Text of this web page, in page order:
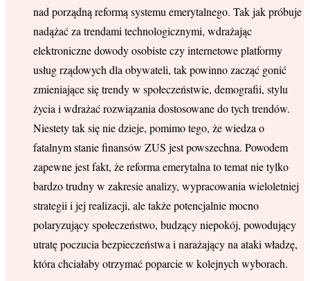
nad porządną reformą systemu emerytalnego. Tak jak próbuje
nadążać za trendami technologicznymi, wdrażając
elektroniczne dowody osobiste czy internetowe platformy
usług rządowych dla obywateli, tak powinno zacząć gonić
zmieniające się trendy w społeczeństwie, demografii, stylu
życia i wdrażać rozwiązania dostosowane do tych trendów.
Niestety tak się nie dzieje, pomimo tego, że wiedza o
fatalnym stanie finansów ZUS jest powszechna. Powodem
zapewne jest fakt, że reforma emerytalna to temat nie tylko
bardzo trudny w zakresie analizy, wypracowania wieloletniej
strategii i jej realizacji, ale także potencjalnie mocno
polaryzujący społeczeństwo, budzący niepokój, powodujący
utratę poczucia bezpieczeństwa i narażający na ataki władzę,
która chciałaby otrzymać poparcie w kolejnych wyborach.